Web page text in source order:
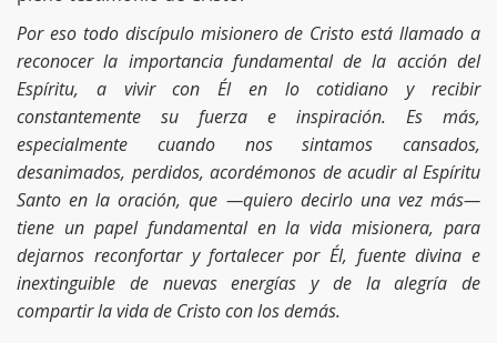
Por eso todo discípulo misionero de Cristo está llamado a
reconocer la importancia fundamental de la acción del
Espíritu, a vivir con Él en lo cotidiano y recibir
constantemente su fuerza e inspiración. Es más,
especialmente cuando nos sintamos cansados,
desanimados, perdidos, acordémonos de acudir al Espíritu
Santo en la oración, que —quiero decirlo una vez más—
tiene un papel fundamental en la vida misionera, para
dejarnos reconfortar y fortalecer por Él, fuente divina e
inextinguible de nuevas energías y de la alegría de
compartir la vida de Cristo con los demás.